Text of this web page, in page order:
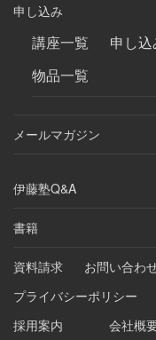
申し込み
講座一覧 申し
物品一覧
メールマガジン
伊藤塾Q&A
書籍
資料請求 お問い合わ
プライバシーポリシー
採用案内
会社概